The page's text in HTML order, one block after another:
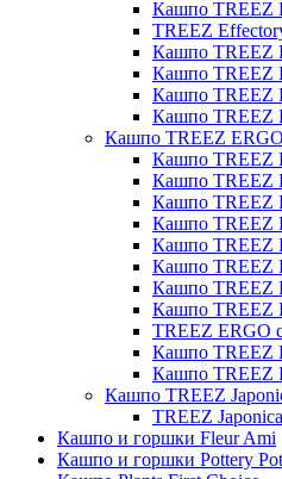
Кашпо TREEZ
TREEZ
Кашпо TREEZ
Кашпо TREEZ
Кашпо TREEZ
Кашпо TREEZ
Кашпо TREEZ ERGO
Кашпо TREEZ
Кашпо TREEZ
Кашпо TREEZ
Кашпо TREEZ
Кашпо TREEZ
Кашпо TREEZ
Кашпо TREEZ
Кашпо TREEZ
TREEZ ERGO
Кашпо TREEZ
Кашпо TREEZ
Кашпо TREEZ
TREEZ
Кашпо и горшки Fleur Ami
Кашпо и горшки Pottery